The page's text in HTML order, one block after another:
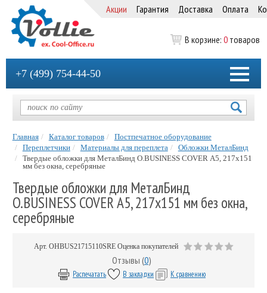
Акции Гарантия Доставка Оплата
В корзине: 0 товаров
+7 (499) 754-44-50
Главная Каталог товаров
Постпечатное оборудование
Переплетчики
Материалы для переплета
Обложки МеталБинд
Твердые обложки для МеталБинд O.BUSINESS COVER А5, 217х151
мм без окна, серебряные
Твердые обложки для МеталБинд
O.BUSINESS COVER А5, 217х151 мм без окна,
серебряные
Арт. OHBUS21715110SRE Оценка покупателей
Отзывы (0)
Распечатать В закладки К сравнению